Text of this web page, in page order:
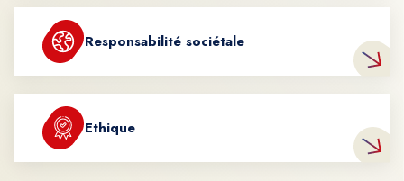
Responsabilité sociétale
Ethique